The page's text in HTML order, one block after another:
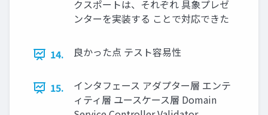
クスポートは、それぞれ 具象プレゼ
ンターを実装する ことで対応できた
14. 良かった点 テスト容易性
15.
インタフェース アダプター層 エンテ
ィティ層 ユースケース層 Domain